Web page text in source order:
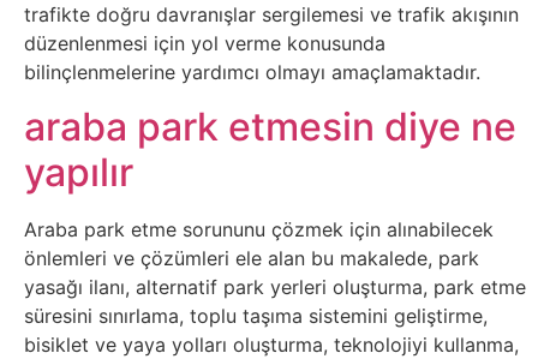
Din
Dokümanlar
Domain
Download
E-
Devlet
trafikte doğru davranışlar sergilemesi ve trafik akışının
düzenlenmesi için yol verme konusunda
bilinçlenmelerine yardımcı olmayı amaçlamaktadır.
araba park etmesin diye ne
yapılır
Araba park etme sorununu çözmek için alınabilecek
önlemleri ve çözümleri ele alan bu makalede, park
yasağı ilanı, alternatif park yerleri oluşturma, park etme
süresini sınırlama, toplu taşıma sistemini geliştirme,
bisiklet ve yaya yolları oluşturma, teknolojiyi kullanma,